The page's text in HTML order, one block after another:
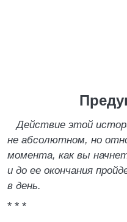
Действие этой
не абсолютном, но
момента, как вы
и до ее окончания
в день.
* * *